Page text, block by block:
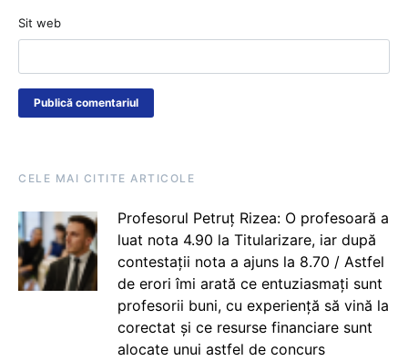
Sit web
CELE MAI CITITE ARTICOLE
Profesorul Petruț Rizea: O profesoară a
luat nota 4.90 la Titularizare, iar după
contestații nota a ajuns la 8.70 / Astfel
de erori îmi arată ce entuziasmați sunt
profesorii buni, cu experiență să vină la
corectat și ce resurse financiare sunt
alocate unui astfel de concurs